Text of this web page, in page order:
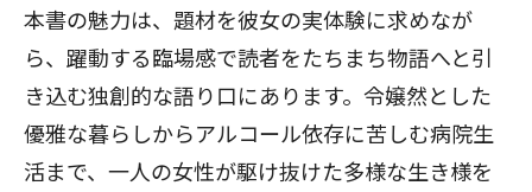
本書の魅力は、題材を彼女の実体験に求めなが
ら、躍動する臨場感で読者をたちまち物語へと引
き込む独創的な語り口にあります。令嬢然とした
優雅な暮らしからアルコール依存に苦しむ病院生
活まで、一人の女性が駆け抜けた多様な生き様を